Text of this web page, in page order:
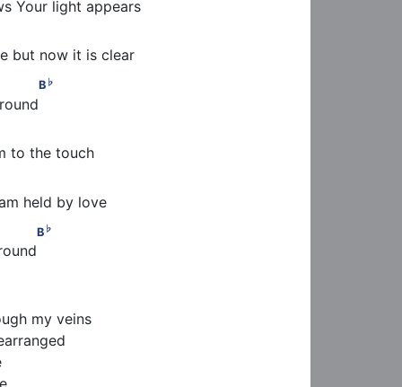
Your light appears
but now it is clear
♭
B ♭
to the touch
held by love
♭
B ♭
my veins